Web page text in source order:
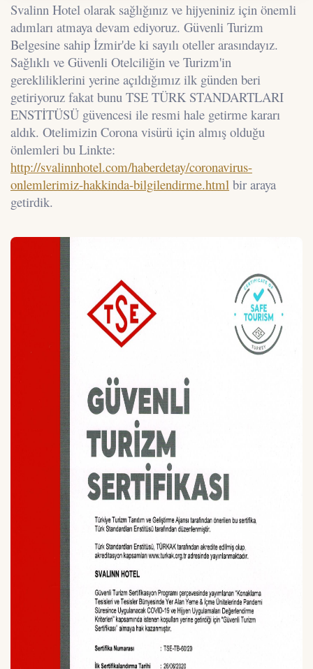
Svalinn Hotel olarak sağlığınız ve hijyeniniz için önemli
adımları atmaya devam ediyoruz. Güvenli Turizm
Belgesine sahip İzmir'de ki sayılı oteller arasındayız.
Sağlıklı ve Güvenli Otelciliğin ve Turizm'in
gerekliliklerini yerine açıldığımız ilk günden beri
getiriyoruz fakat bunu TSE TÜRK STANDARTLARI
ENSTİTÜSÜ güvencesi ile resmi hale getirme kararı
aldık. Otelimizin Corona visürü için almış olduğu
önlemleri bu Linkte:
http://svalinnhotel.com/haberdetay/coronavirus-
onlemlerimiz-hakkinda-bilgilendirme.html bir araya
getirdik.